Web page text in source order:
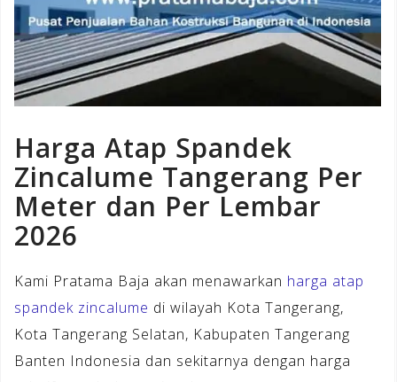
Harga Atap Spandek
Zincalume Tangerang Per
Meter dan Per Lembar
2026
Kami Pratama Baja akan menawarkan harga atap
spandek zincalume di wilayah Kota Tangerang,
Kota Tangerang Selatan, Kabupaten Tangerang
Banten Indonesia dan sekitarnya dengan harga